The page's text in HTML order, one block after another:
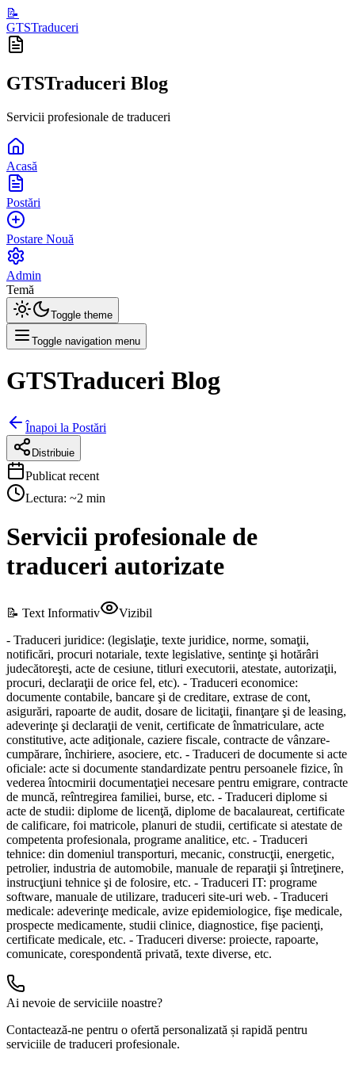
📝
GTSTraduceri
GTSTraduceri Blog
Servicii profesionale de traduceri
Acasă
Postări
Postare Nouă
Admin
Temă
Toggle theme
Toggle navigation menu
GTSTraduceri Blog
Înapoi la Postări
Distribuie
Publicat recent
Lectura: ~2 min
Servicii profesionale de
traduceri autorizate
📝 Text Informativ
Vizibil
- Traduceri juridice: (legislaţie, texte juridice, norme, somaţii,
notificări, procuri notariale, texte legislative, sentinţe şi hotărâri
judecătoreşti, acte de cesiune, titluri executorii, atestate, autorizaţii,
procuri, declaraţii de orice fel, etc). - Traduceri economice:
documente contabile, bancare şi de creditare, extrase de cont,
asigurări, rapoarte de audit, dosare de licitaţii, finanţare şi de leasing,
adeverinţe şi declaraţii de venit, certificate de înmatriculare, acte
constitutive, acte adiţionale, caziere fiscale, contracte de vânzare-
cumpărare, închiriere, asociere, etc. - Traduceri de documente si acte
oficiale: acte si documente standardizate pentru persoanele fizice, în
vederea întocmirii documentaţiei necesare pentru emigrare, contracte
de muncă, reîntregirea familiei, burse, etc. - Traduceri diplome si
acte de studii: diplome de licenţă, diplome de bacalaureat, certificate
de calificare, foi matricole, planuri de studii, certificate si atestate de
competenta profesionala, programe analitice, etc. - Traduceri
tehnice: din domeniul transporturi, mecanic, construcţii, energetic,
petrolier, industria de automobile, manuale de reparaţii şi întreţinere,
instrucţiuni tehnice şi de folosire, etc. - Traduceri IT: programe
software, manuale de utilizare, traduceri site-uri web. - Traduceri
medicale: adeverinţe medicale, avize epidemiologice, fişe medicale,
prospecte medicamente, studii clinice, diagnostice, fişe pacienţi,
certificate medicale, etc. - Traduceri diverse: proiecte, rapoarte,
comunicate, corespondentă privată, texte diverse, etc.
Ai nevoie de serviciile noastre?
Contactează-ne pentru o ofertă personalizată și rapidă pentru
serviciile de traduceri profesionale.